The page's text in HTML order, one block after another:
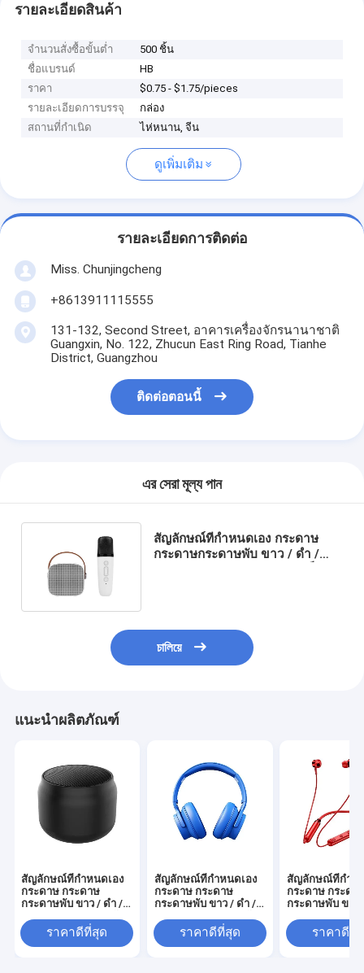
รายละเอียดสินค้า
จำนวนสั่งซื้อขั้นต่ำ
500 ชิ้น
ชื่อแบรนด์
HB
ราคา
$0.75 - $1.75/pieces
รายละเอียดการบรรจุ
กล่อง
สถานที่กำเนิด
ไห่หนาน, จีน
ดูเพิ่มเติม
รายละเอียดการติดต่อ
Miss. Chunjingcheng
+8613911115555
131-132, Second Street, อาคารเครื่องจักรนานาชาติ
Guangxin, No. 122, Zhucun East Ring Road, Tianhe
District, Guangzhou
ติดต่อตอนนี้
এর সেরা মূল্য পান
สัญลักษณ์ที่กําหนดเอง กระดาษ
กระดาษกระดาษพับ ขาว / ดํา /
চালিয়ে
แนะนำผลิตภัณฑ์
สัญลักษณ์ที่กําหนดเอง
กระดาษ กระดาษ
กระดาษพับ ขาว / ดํา /
แม่เหล็กหรูราคาดีที่สุด
สัญลักษณ์ที่กําหนดเอง
กระดาษ กระดาษ
กระดาษพับ ขาว / ดํา /
แม่เหล็กหรูราคาดีที่สุด
สัญลักษณ์ที่กําห
กระดาษ กระดา
กระดาษพับ ขาว
แม่เหล็กหรู
ราคาดีที่